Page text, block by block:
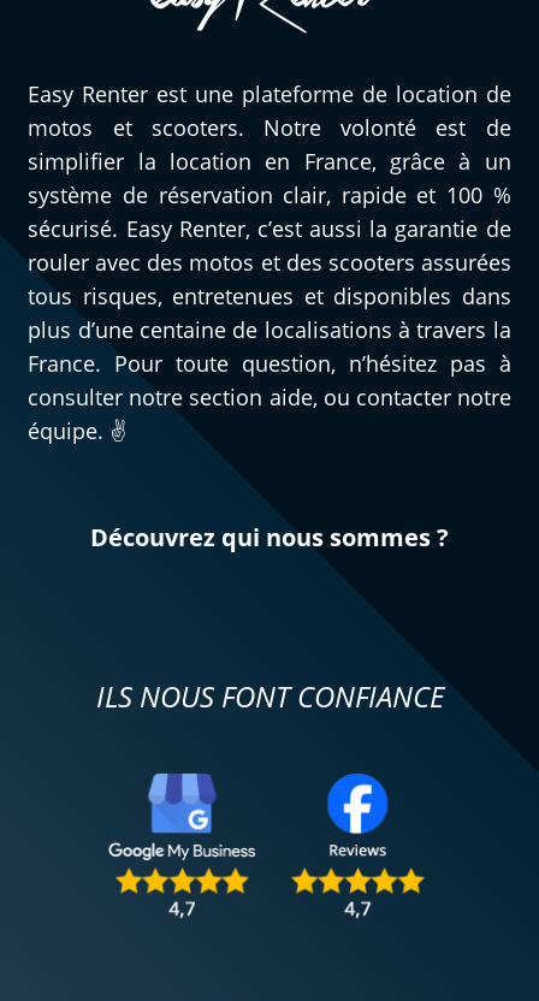
Easy Renter est une plateforme de location de
motos et scooters. Notre volonté est de
simplifier la location en France, grâce à un
système de réservation clair, rapide et 100 %
sécurisé. Easy Renter, c’est aussi la garantie de
rouler avec des motos et des scooters assurées
tous risques, entretenues et disponibles dans
plus d’une centaine de localisations à travers la
France. Pour toute question, n’hésitez pas à
consulter notre section aide, ou contacter notre
équipe. ✌️
Découvrez qui nous sommes ?
ILS NOUS FONT CONFIANCE